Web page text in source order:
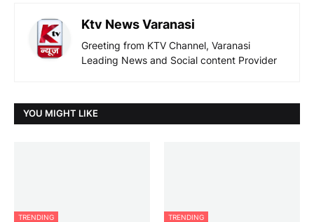
Ktv News Varanasi
Greeting from KTV Channel, Varanasi
Leading News and Social content Provider
YOU MIGHT LIKE
TRENDING TRENDING